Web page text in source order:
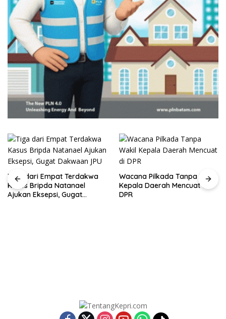
Tiga dari Empat Terdakwa
Kasus Bripda Natanael
Ajukan Eksepsi, Gugat
Wacana Pilkada Tanpa Wakil
Kepala Daerah Mencuat di
DPR